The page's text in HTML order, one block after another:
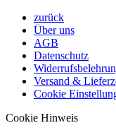
zurück
Über uns
AGB
Datenschutz
Versand &
Cookie
Cookie Hinweis